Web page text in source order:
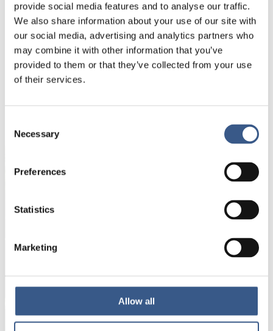
provide social media features and to analyse our traffic.
We also share information about your use of our site with
our social media, advertising and analytics partners who
may combine it with other information that you’ve
provided to them or that they’ve collected from your use
of their services.
Selection
Necessary
Preferences
Statistics
Marketing
Allow all
PUBLICERAD
20 Jun 2017
publikationer, evenemang och statistik.
part. För mer information, läs vår